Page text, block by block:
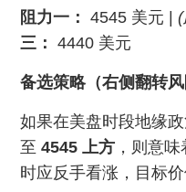
阻力一： 4545 美元 |
三： 4440 美元
备选策略（右侧翻转风
如果在美盘时段地缘
至4545 上方 ，则意
时应反手看涨，目标